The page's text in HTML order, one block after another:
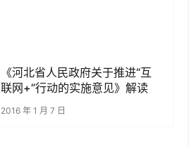
《河北省人民政府关于推进“互
联网+”行动的实施意见》解读
2016 年 1 月 7 日